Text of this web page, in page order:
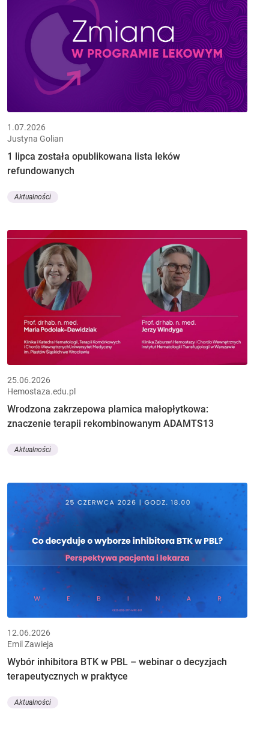
1.07.2026
Justyna Golian
1 lipca została opublikowana lista leków
refundowanych
Aktualności
25.06.2026
Hemostaza.edu.pl
Wrodzona zakrzepowa plamica małopłytkowa:
znaczenie terapii rekombinowanym ADAMTS13
Aktualności
12.06.2026
Emil Zawieja
Wybór inhibitora BTK w PBL – webinar o decyzjach
terapeutycznych w praktyce
Aktualności